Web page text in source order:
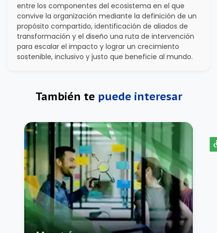
entre los componentes del ecosistema en el que
convive la organización mediante la definición de un
propósito compartido, identificación de aliados de
transformación y el diseño una ruta de intervención
para escalar el impacto y lograr un crecimiento
sostenible, inclusivo y justo que beneficie al mundo.
También te puede interesar